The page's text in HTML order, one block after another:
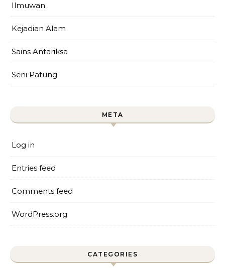
Ilmuwan
Kejadian Alam
Sains Antariksa
Seni Patung
META
Log in
Entries feed
Comments feed
WordPress.org
CATEGORIES